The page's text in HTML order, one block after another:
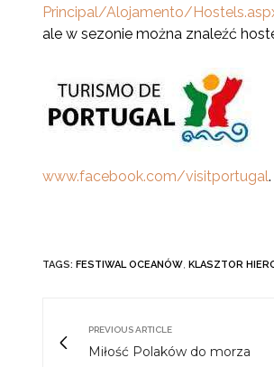
Principal/Alojamento/
ale w sezonie można znaleźć
www.facebook.com/visitportugal.
TAGS: FESTIWAL OCEANÓW, KLASZTOR
PREVIOUS ARTICLE
Miłość Polaków do morza